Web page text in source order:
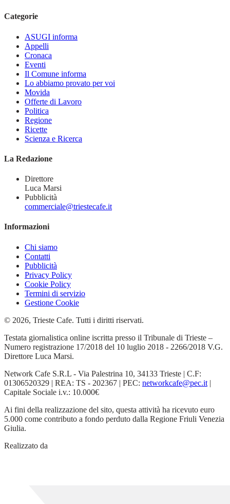
Categorie
ASUGI informa
Appelli
Cronaca
Eventi
Il Comune informa
Lo abbiamo provato per voi
Movida
Offerte di Lavoro
Politica
Regione
Ricette
Scienza e Ricerca
La Redazione
Direttore
Luca Marsi
Pubblicità
commerciale@triestecafe.it
Informazioni
Chi siamo
Contatti
Pubblicità
Privacy Policy
Cookie Policy
Termini di servizio
Gestione Cookie
© 2026, Trieste Cafe. Tutti i diritti riservati.
Testata giornalistica online iscritta presso il Tribunale di Trieste –
Numero registrazione 17/2018 del 10 luglio 2018 - 2266/2018 V.G.
Direttore Luca Marsi.
Network Cafe S.R.L - Via Palestrina 10, 34133 Trieste | C.F:
01306520329 | REA: TS - 202367 | PEC: networkcafe@pec.it |
Capitale Sociale i.v.: 10.000€
Ai fini della realizzazione del sito, questa attività ha ricevuto euro
5.000 come contributo a fondo perduto dalla Regione Friuli Venezia
Giulia.
Realizzato da